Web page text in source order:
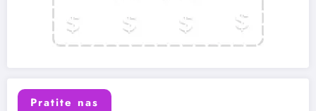
Pratite nas